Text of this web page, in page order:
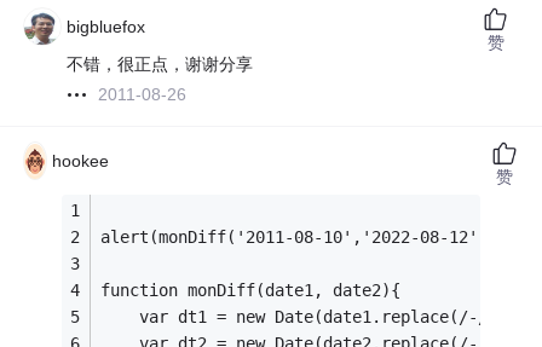
bigbluefox
不错，很正点，谢谢分享
2011-08-26
赞
hookee
alert(monDiff('2011-08-10','2022-08-12'))
function monDiff(date1, date2){
var dt1 = new Date(date1.replace(/-/g, '/
赞